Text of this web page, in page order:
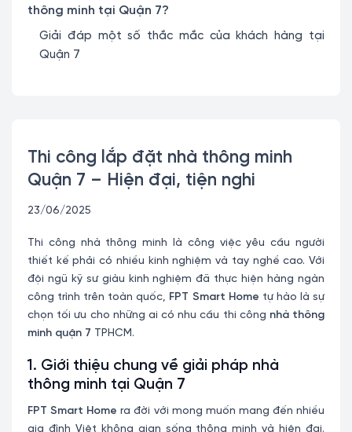
Thi công lắp đặt nhà thông minh
Quận 7 – Hiện đại, tiện nghi
23/06/2025
Thi công nhà thông minh là công việc yêu cầu người
thiết kế phải có nhiều kinh nghiệm và tay nghề cao. Với
đội ngũ kỹ sư giàu kinh nghiệm đã thực hiện hàng ngàn
công trình trên toàn quốc, FPT Smart Home tự hào là sự
chọn tối ưu cho những ai có nhu cầu thi công nhà thông
minh quận 7 TPHCM.
1. Giới thiệu chung về giải pháp nhà
thông minh tại Quận 7
FPT Smart Home ra đời với mong muốn mang đến nhiều
gia đình Việt không gian sống thông minh và hiện đại.
thông minh tại Quận 7?
Giải đáp một số thắc mắc của khách hàng tại
Quận 7